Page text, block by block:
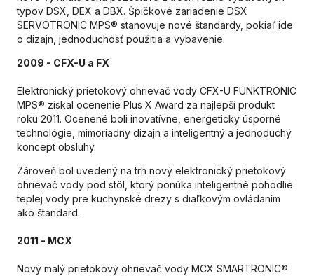
typov DSX, DEX a DBX. Špičkové zariadenie DSX
SERVOTRONIC MPS® stanovuje nové štandardy, pokiaľ ide
o dizajn, jednoduchosť použitia a vybavenie.
2009 - CFX-U a FX
Elektronický prietokový ohrievač vody CFX-U FUNKTRONIC
MPS® získal ocenenie Plus X Award za najlepší produkt
roku 2011. Ocenené boli inovatívne, energeticky úsporné
technológie, mimoriadny dizajn a inteligentný a jednoduchý
koncept obsluhy.
Zároveň bol uvedený na trh nový elektronický prietokový
ohrievač vody pod stôl, ktorý ponúka inteligentné pohodlie
teplej vody pre kuchynské drezy s diaľkovým ovládaním
ako štandard.
2011 - MCX
Nový malý prietokový ohrievač vody MCX SMARTRONIC®